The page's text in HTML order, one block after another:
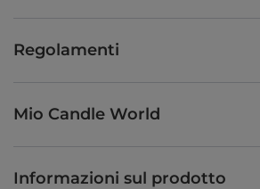
Regolamenti
Mio Candle World
Informazioni sul prodotto